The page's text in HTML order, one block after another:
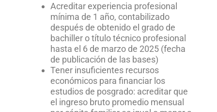
Acreditar experiencia profesional
mínima de 1 año, contabilizado
después de obtenido el grado de
bachiller o título técnico profesional
hasta el 6 de marzo de 2025 (fecha
de publicación de las bases)
Tener insuficientes recursos
económicos para financiar los
estudios de posgrado: acreditar que
el ingreso bruto promedio mensual